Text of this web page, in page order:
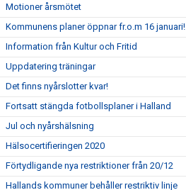
Motioner årsmötet
Kommunens planer öppnar fr.o.m 16 januari!
Information från Kultur och Fritid
Uppdatering träningar
Det finns nyårslotter kvar!
Fortsatt stängda fotbollsplaner i Halland
Jul och nyårshälsning
Hälsocertifieringen 2020
Förtydligande nya restriktioner från 20/12
Hallands kommuner behåller restriktiv linje